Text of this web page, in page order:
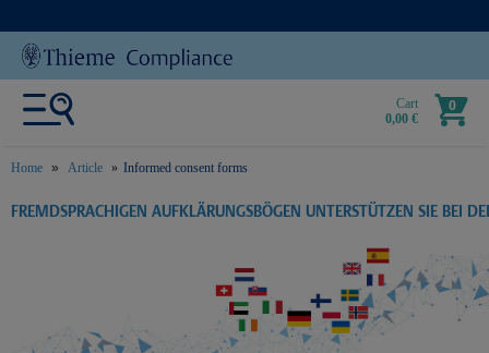
Cart
0,00 €
0
Home Article Informed consent forms
text.skipToContent
text.skipToNavigation
FREMDSPRACHIGEN AUFKLÄRUNGSBÖGEN UNTERSTÜTZEN SIE BEI